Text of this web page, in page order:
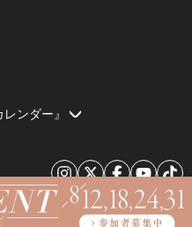
ンダー』
2026 by Tokyo Calendar, Inc.